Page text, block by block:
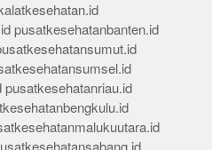
pusatkesehatanbanten.id
pusatkesehatanriau.id